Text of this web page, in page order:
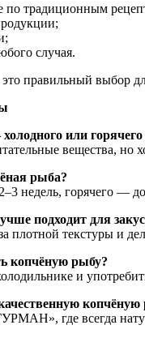
по традиционным
случая.
выбор для
или
вещества, но
рыба?
недель, горячего —
подходит для
плотной текстуры и
копчёную рыбу?
и
копчёную
где всегда